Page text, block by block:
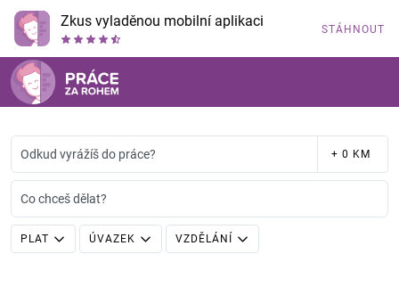
Zkus vyladěnou mobilní aplikaci STÁHNOUT
Odkud vyrážíš do práce? + 0 KM
Co chceš dělat?
PLAT ÚVAZEK VZDĚLÁNÍ